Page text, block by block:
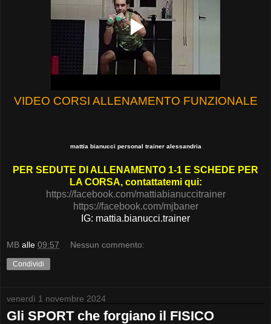
VIDEO CORSI ALLENAMENTO FUNZIONALE
mattia bianucci personal trainer alessandria
PER SEDUTE DI ALLENAMENTO 1-1 E SCHEDE PER
LA CORSA, contattatemi qui:
https://facebook.com/mattiabianuccitrainer
https://facebook.com/mjbaner
IG: mattia.bianucci.trainer
MB alle 09:57 Nessun commento:
Condividi
venerdì 1 novembre 2024
Gli SPORT che forgiano il FISICO